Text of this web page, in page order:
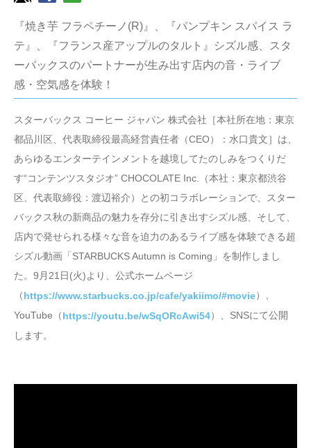
『焼き芋 フラペチーノ(R)』、『パンプキン スパイス ラ
テ』、『フランス産アップルのタルト』シズル感、スタ
ーバックスのパートナーが生み出す店内の音・ライブ
感・空気感を体験！
スターバックス コーヒー ジャパン 株式会社［本社所在地：東京
都品川区、代表取締役最高経営責任者（CEO）：水口貴文］は、
あらゆるエンターテインメントを越境してたのしみをつくりだ
す“コンテンツスタジオ” CHOCOLATE Inc.（本社：東京都渋谷
区、代表取締役：渡辺裕介）との初コラボレーションで、スター
バックス秋の新商品の魅力を存分に引き出すシズル感、そして、
店内で発せられる様々な音を迫力のあるライブ感を体験できる超
シズル動画「STARBUCKS Autumn is Coming」を制作しまし
た。9月21日(火)より、公式ホームページ
（https://www.starbucks.co.jp/cafe/yakiimo/#movie）、
YouTube（https://youtu.be/wSqORcAwi54）、SNSにて公開
します。